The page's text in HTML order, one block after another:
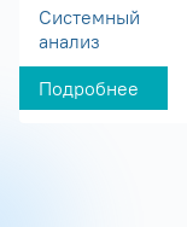
Системный
анализ
Подробнее